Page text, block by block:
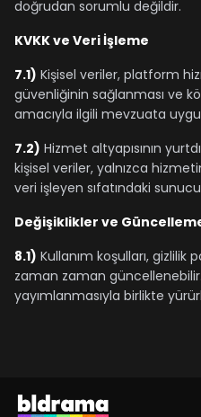
doğrudan sorumlu değildir.
KVKK ve Veri İşleme
7.1) Kişisel veriler, platform
güvenliğinin sağlanması ve
amacıyla ilgili mevzuata
7.2) Hizmet altyapısının
kişisel veriler, yalnızca
veri işleyen sıfatındaki
Değişiklikler ve
8.1) Kullanım koşulları, gizlilik
zaman zaman
yayımlanmasıyla birlikte